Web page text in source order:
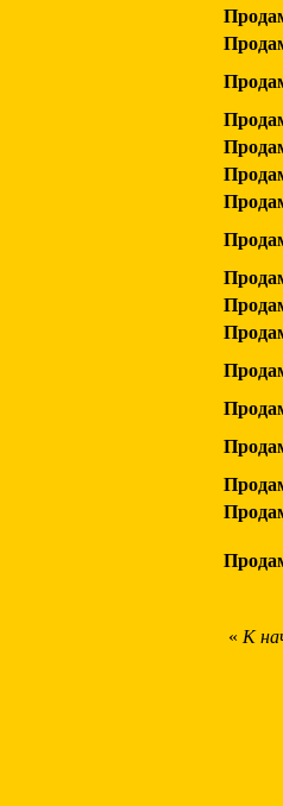
« К